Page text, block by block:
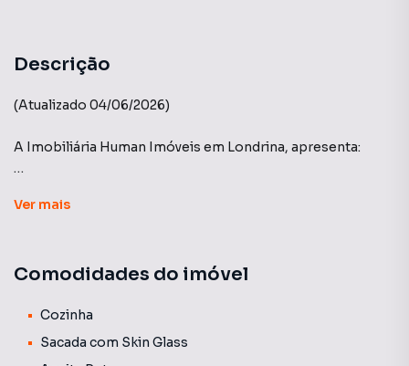
Aceita Pet
Portaria 24h
Ar-Condicionado
Descrição
(Atualizado 04/06/2026)
A Imobiliária Human Imóveis em Londrina, apresenta:
aparelhos de ar condicionado, 2 vagas de garagem e área
Ver mais
Comodidades do imóvel
Cozinha
Sacada com Skin Glass